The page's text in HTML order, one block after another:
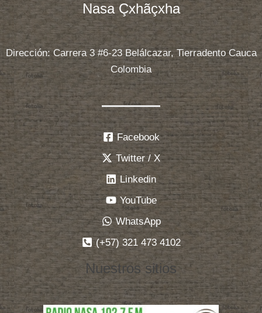
Nasa Çxhãçxha
Dirección: Carrera 3 #6-23 Belálcazar, Tierradento Cauca
Colombia
Facebook
Twitter / X
Linkedin
YouTube
WhatsApp
(+57) 321 473 4102
Nuestros sitios